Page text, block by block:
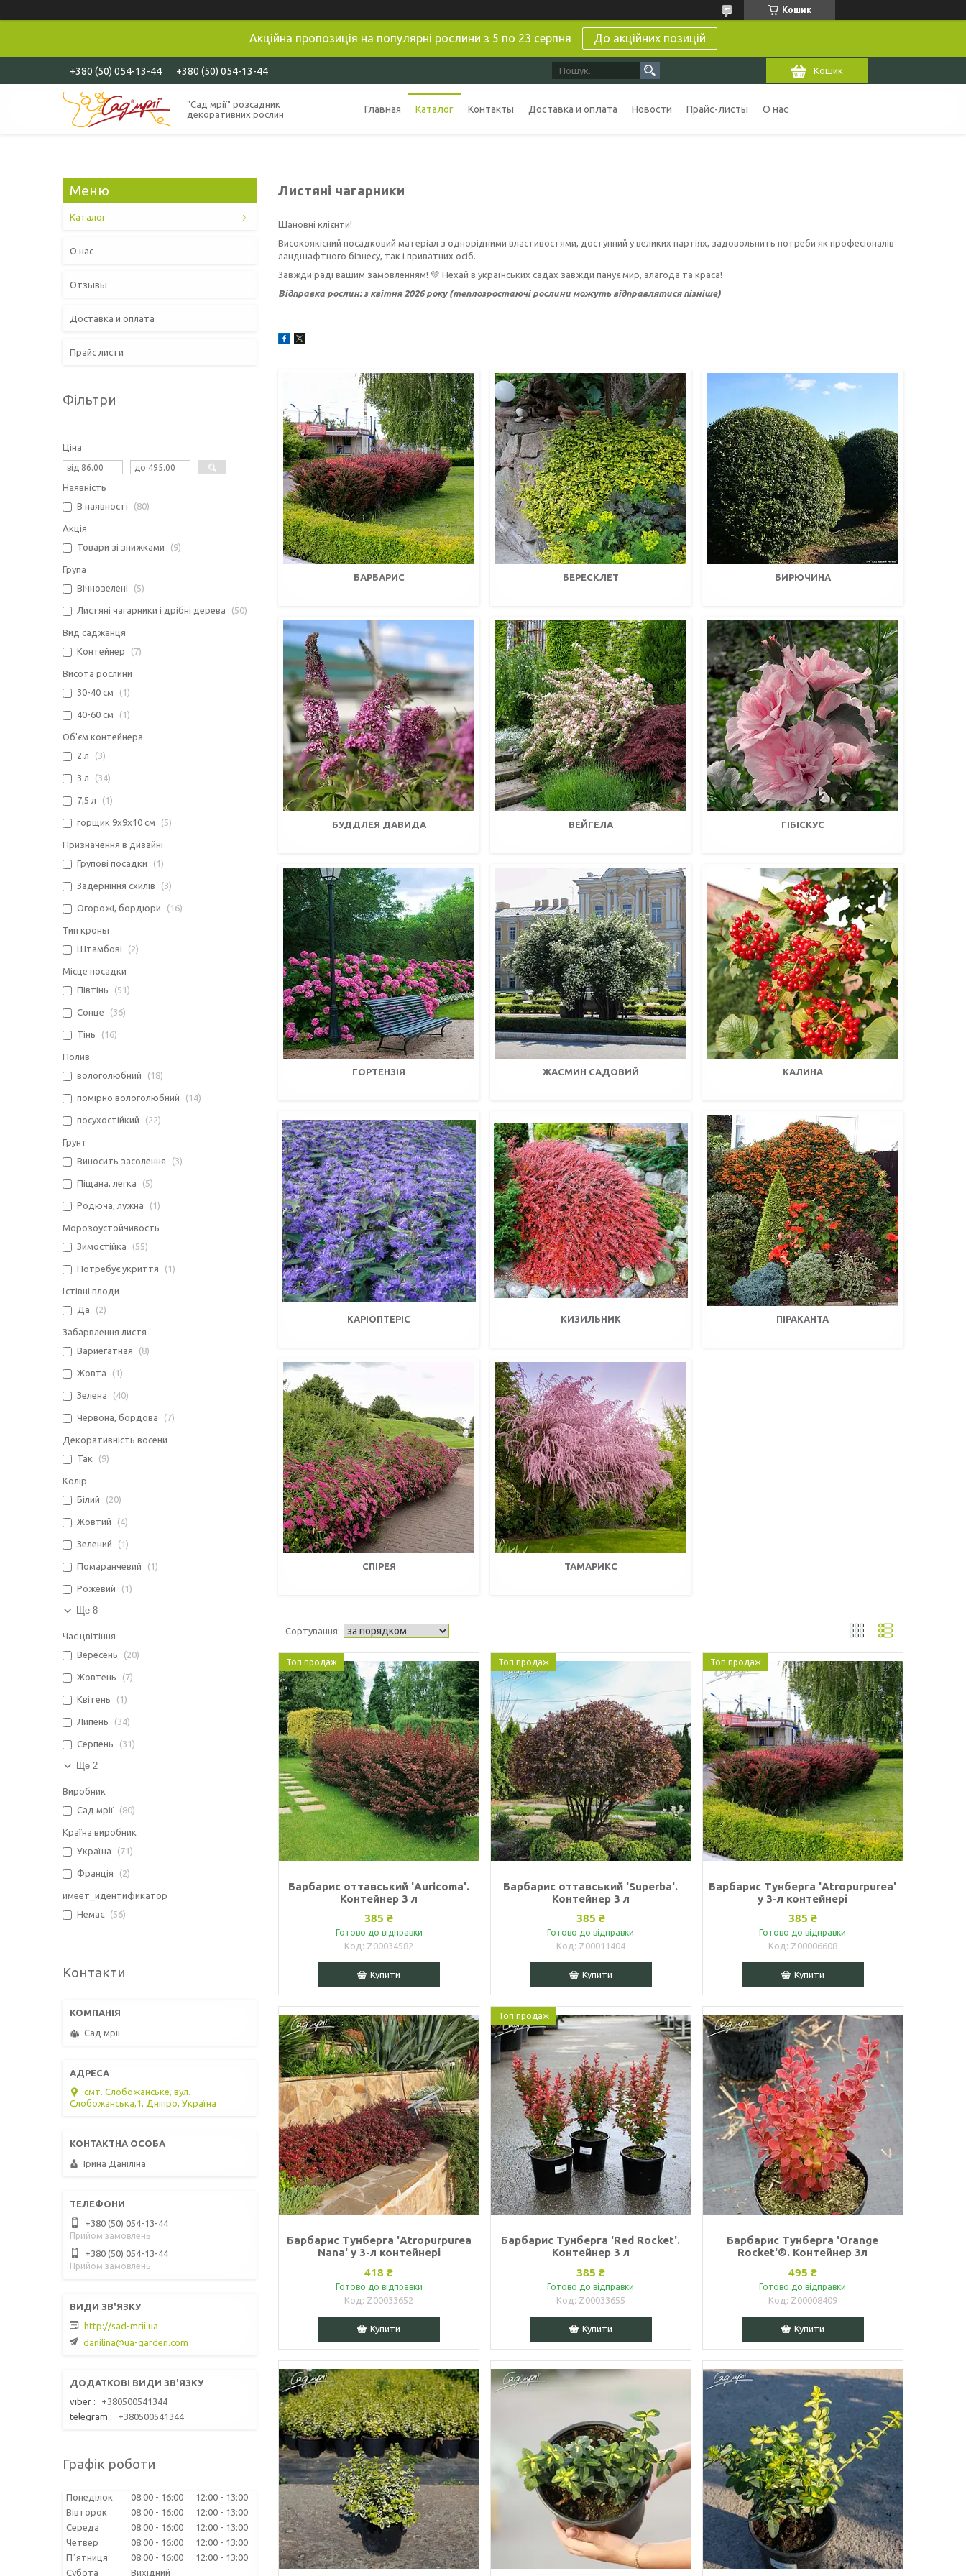
Кошик
Акційна пропозиція на популярні рослини з 5 по 23 серпня До акційних позицій
+380 (50) 054-13-44 +380 (50) 054-13-44 Кошик
"Сад мрії" розсадник
декоративних рослин
Главная Каталог Контакты Доставка и оплата Новости Прайс-листы О нас
Листяні чагарники
Шановні клієнти!
Високоякісний посадковий матеріал з однорідними властивостями, доступний у великих партіях, задовольнить потреби як професіоналів
ландшафтного бізнесу, так і приватних осіб.
Завжди раді вашим замовленням! 💚 Нехай в українських садах завжди панує мир, злагода та краса!
Відправка рослин: з квітня 2026 року(теплозростаючі рослини можуть відправлятися пізніше)
БАРБАРИС БЕРЕСКЛЕТ БИРЮЧИНА
БУДДЛЕЯ ДАВИДА ВЕЙГЕЛА ГІБІСКУС
ГОРТЕНЗІЯ ЖАСМИН САДОВИЙ КАЛИНА
КАРІОПТЕРІС КИЗИЛЬНИК ПІРАКАНТА
СПІРЕЯ ТАМАРИКС
Топ продаж
Барбарис оттавський 'Auricoma'.
Контейнер 3 л
385 ₴
Готово до відправки
Z00034582
Купити
Топ продаж
Барбарис оттавський 'Superba'.
Контейнер 3 л
385 ₴
Готово до відправки
Z00011404
Купити
Топ продаж
Барбарис Тунберга 'Atropurpurea'
у 3-л контейнері
385 ₴
Готово до відправки
Z00006608
Купити
Барбарис Тунберга 'Atropurpurea
Nana' у 3-л контейнері
418 ₴
Готово до відправки
Z00033652
Купити
Топ продаж
Барбарис Тунберга 'Red Rocket'.
Контейнер 3 л
385 ₴
Готово до відправки
Z00033655
Купити
Барбарис Тунбергa 'Orange
Rocket'®. Контейнер 3л
495 ₴
Готово до відправки
Z00008409
Купити
Каталог
О нас
Отзывы
Доставка и оплата
Прайс листи
Фільтри
Ціна
Наявність
В наявності
80
Акція
Товари зі знижками
9
Група
Вічнозелені
5
Листяні чагарники і дрібні дерева 50
Вид саджанця
Контейнер
7
Висота рослини
30-40 см
1
40-60 см 1
Об'єм контейнера
2 л
3
3 л 34
7,5 л 1
горщик 9х9х10 см 5
Призначення в дизайні
Групові посадки
1
Задерніння схилів 3
Огорожі, бордюри 16
Тип кроны
Штамбові
2
Місце посадки
Півтінь
51
Сонце 36
Тінь 16
Полив
вологолюбний
18
помірно вологолюбний 14
посухостійкий 22
Грунт
Виносить засолення
3
Піщана, легка 5
Родюча, лужна 1
Морозоустойчивость
Зимостійка
55
Потребує укриття 1
Їстівні плоди
Да
2
Забарвлення листя
Вариегатная
8
Жовта 1
Зелена 40
Червона, бордова 7
Декоративність восени
Так
9
Колір
Білий
20
Жовтий 4
Зелений 1
Помаранчевий 1
Рожевий 1
Ще 8
Час цвітіння
Вересень
20
Жовтень 7
Квітень 1
Липень 34
Серпень 31
Ще 2
Виробник
Сад мрії
80
Країна виробник
Україна
71
Франція 2
имеет_идентификатор
Немає
56
Контакти
Сад мрії
смт. Слобожанське, вул.
Слобожанська,1, Дніпро, Україна
Ірина Даніліна
+380 (50) 054-13-44
Прийом замовлень
+380 (50) 054-13-44
Прийом замовлень
http://sad-mrii.ua
danilina@ua-garden.com
viber
+380500541344
telegram
+380500541344
Графік роботи
Понеділок 08:00 16:00 12:00
13:00
Вівторок
08:00 16:00 12:00
13:00
Середа
08:00 16:00 12:00
13:00
Четвер
08:00 16:00 12:00
13:00
Пʼятниця
08:00 16:00 12:00
13:00
Субота
Вихідний